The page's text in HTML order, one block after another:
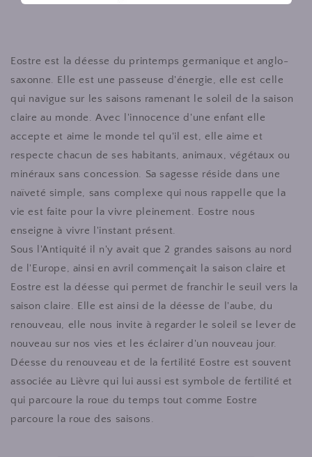
Eostre est la déesse du printemps germanique et anglo-
saxonne. Elle est une passeuse d'énergie, elle est celle
qui navigue sur les saisons ramenant le soleil de la saison
claire au monde. Avec l'innocence d'une enfant elle
accepte et aime le monde tel qu'il est, elle aime et
respecte chacun de ses habitants, animaux, végétaux ou
minéraux sans concession. Sa sagesse réside dans une
naïveté simple, sans complexe qui nous rappelle que la
vie est faite pour la vivre pleinement. Eostre nous
enseigne à vivre l'instant présent.
Sous l'Antiquité il n'y avait que 2 grandes saisons au nord
de l'Europe, ainsi en avril commençait la saison claire et
Eostre est la déesse qui permet de franchir le seuil vers la
saison claire. Elle est ainsi de la déesse de l'aube, du
renouveau, elle nous invite à regarder le soleil se lever de
nouveau sur nos vies et les éclairer d'un nouveau jour.
Déesse du renouveau et de la fertilité Eostre est souvent
associée au Lièvre qui lui aussi est symbole de fertilité et
qui parcoure la roue du temps tout comme Eostre
parcoure la roue des saisons.